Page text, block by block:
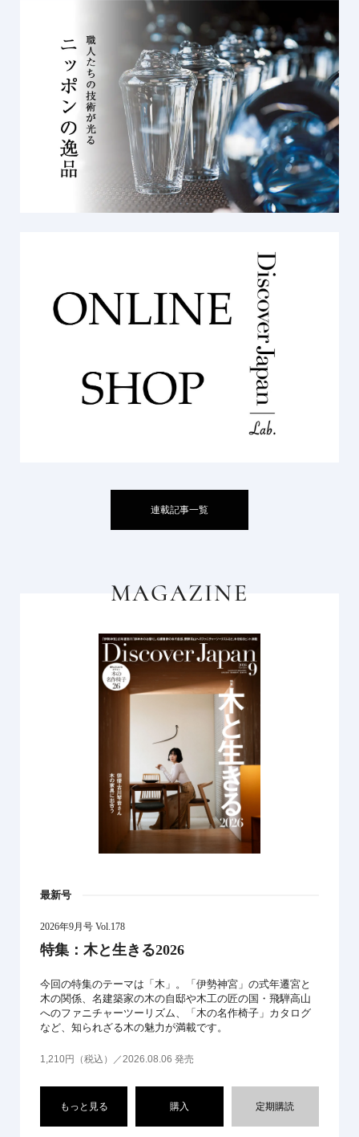
連載記事一覧
MAGAZINE
最新号
2026年9月号 Vol.178
特集：木と生きる2026
今回の特集のテーマは「木」。「伊勢神宮」の式年遷宮と
木の関係、名建築家の木の自邸や木工の匠の国・飛騨高山
へのファニチャーツーリズム、「木の名作椅子」カタログ
など、知られざる木の魅力が満載です。
1,210円（税込）／2026.08.06 発売
もっと見る 購入 定期購読